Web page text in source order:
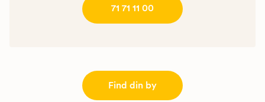
71 71 11 00
Find din by